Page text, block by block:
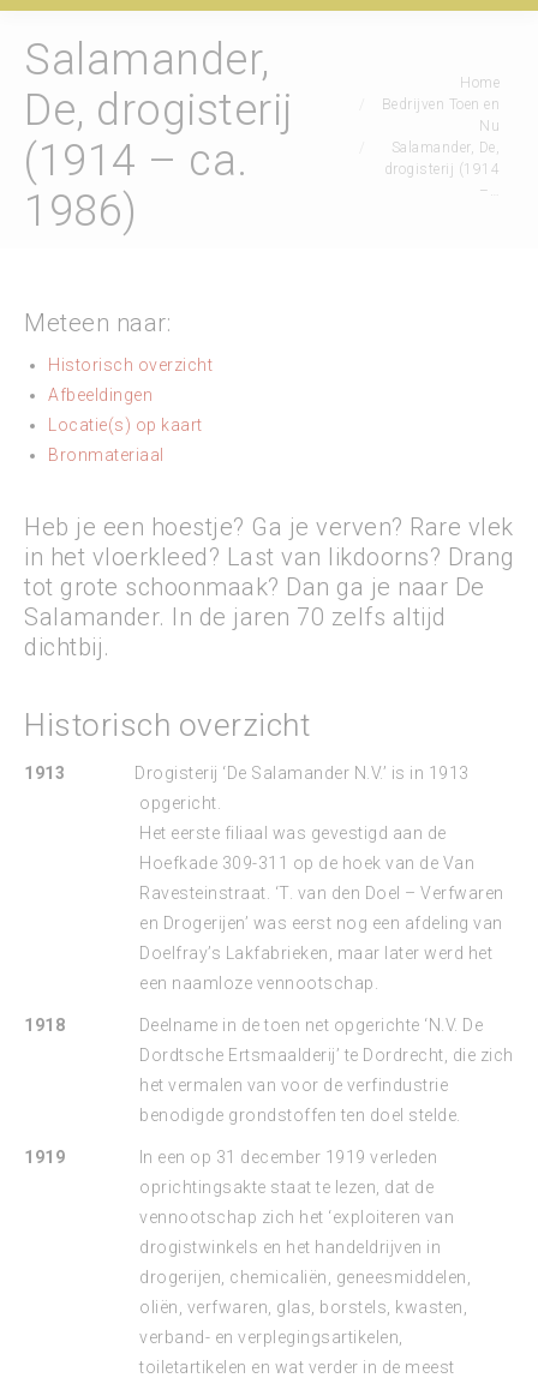
Salamander,
De, drogisterij
(1914 – ca.
1986)
Home
Bedrijven Toen en
Nu
Salamander, De,
drogisterij (1914
–…
Meteen naar:
Historisch overzicht
Afbeeldingen
Locatie(s) op kaart
Bronmateriaal
Heb je een hoestje? Ga je verven? Rare vlek
in het vloerkleed? Last van likdoorns? Drang
tot grote schoonmaak? Dan ga je naar De
Salamander. In de jaren 70 zelfs altijd
dichtbij.
Historisch overzicht
1913
Drogisterij ‘De Salamander N.V.’ is in 1913
opgericht.
Het eerste filiaal was gevestigd aan de
Hoefkade 309-311 op de hoek van de Van
Ravesteinstraat. ‘T. van den Doel – Verfwaren
en Drogerijen’ was eerst nog een afdeling van
Doelfray’s Lakfabrieken, maar later werd het
een naamloze vennootschap.
1918
Deelname in de toen net opgerichte ‘N.V. De
Dordtsche Ertsmaalderij’ te Dordrecht, die zich
het vermalen van voor de verfindustrie
benodigde grondstoffen ten doel stelde.
1919
In een op 31 december 1919 verleden
oprichtingsakte staat te lezen, dat de
vennootschap zich het ‘exploiteren van
drogistwinkels en het handeldrijven in
drogerijen, chemicaliën, geneesmiddelen,
oliën, verfwaren, glas, borstels, kwasten,
verband- en verplegingsartikelen,
toiletartikelen en wat verder in de meest